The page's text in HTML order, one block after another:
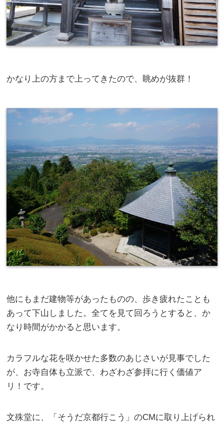
かなり上の方まで上ってきたので、眺めが抜群！
他にもまだ建物等があったものの、歩き疲れたことも
あって下山しました。全てを見て回ろうとすると、か
なり時間がかかると思います。
カラフルな花を咲かせた多数のあじさいが見事でした
が、お寺自体も立派で、わざわざ参拝に行く価値ア
リ！です。
文殊堂に、「そうだ京都行こう」のCMに取り上げられ